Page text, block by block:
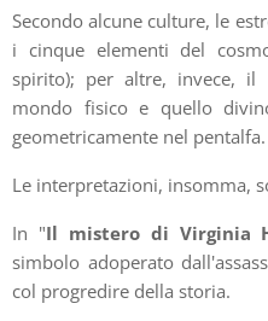
Secondo alcune culture, le
i cinque elementi del
spirito); per altre, invece,
mondo fisico e quello
geometricamente nel pentalfa.
Le interpretazioni, insomma,
In "Il mistero di Virginia
simbolo adoperato
col progredire della storia.